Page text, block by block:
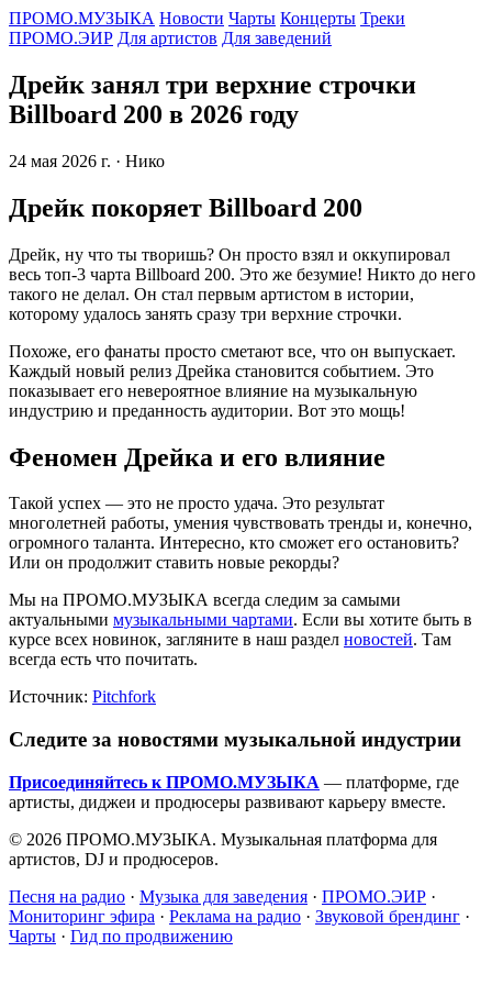
ПРОМО.МУЗЫКА Новости Чарты Концерты Треки
ПРОМО.ЭИР Для артистов Для заведений
Дрейк занял три верхние строчки
Billboard 200 в 2026 году
24 мая 2026 г. · Нико
Дрейк покоряет Billboard 200
Дрейк, ну что ты творишь? Он просто взял и оккупировал
весь топ-3 чарта Billboard 200. Это же безумие! Никто до него
такого не делал. Он стал первым артистом в истории,
которому удалось занять сразу три верхние строчки.
Похоже, его фанаты просто сметают все, что он выпускает.
Каждый новый релиз Дрейка становится событием. Это
показывает его невероятное влияние на музыкальную
индустрию и преданность аудитории. Вот это мощь!
Феномен Дрейка и его влияние
Такой успех — это не просто удача. Это результат
многолетней работы, умения чувствовать тренды и, конечно,
огромного таланта. Интересно, кто сможет его остановить?
Или он продолжит ставить новые рекорды?
Мы на ПРОМО.МУЗЫКА всегда следим за самыми
актуальными музыкальными чартами. Если вы хотите быть в
курсе всех новинок, загляните в наш раздел новостей. Там
всегда есть что почитать.
Источник: Pitchfork
Следите за новостями музыкальной индустрии
Присоединяйтесь к ПРОМО.МУЗЫКА — платформе, где
артисты, диджеи и продюсеры развивают карьеру вместе.
© 2026 ПРОМО.МУЗЫКА. Музыкальная платформа для
артистов, DJ и продюсеров.
Песня на радио · Музыка для заведения · ПРОМО.ЭИР ·
Мониторинг эфира · Реклама на радио · Звуковой брендинг ·
Чарты · Гид по продвижению